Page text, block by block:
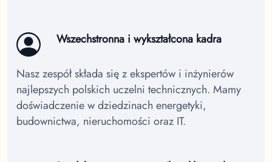
Wszechstronna i wykształcona kadra
Nasz zespół składa się z ekspertów i inżynierów
najlepszych polskich uczelni technicznych. Mamy
doświadczenie w dziedzinach energetyki,
budownictwa, nieruchomości oraz IT.